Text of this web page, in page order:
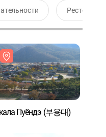
Ресторан
Пуёндэ (부용대)